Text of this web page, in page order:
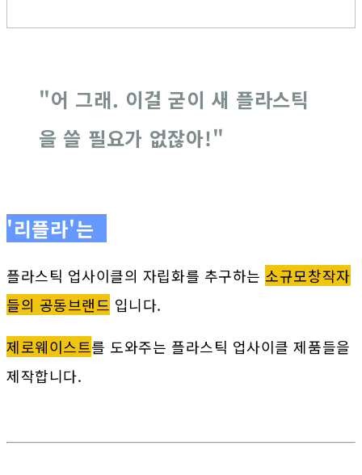
"어 그래. 이걸 굳이 새 플라스틱
을 쓸 필요가 없잖아!"
'리플라'는
플라스틱 업사이클의 자립화를 추구하는 소규모창작자
들의 공동브랜드 입니다.
제로웨이스트를 도와주는 플라스틱 업사이클 제품들을
제작합니다.